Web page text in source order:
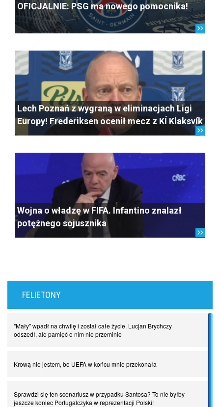
OFICJALNIE: PSG ma nowego pomocnika!
Lech Poznań z wygraną w eliminacjach Ligi
Europy! Frederiksen ocenił mecz z KÍ Klaksvík
Wojna o władzę w FIFA. Infantino znalazł
potężnego sojusznika
FELIETONY
"Mały" wpadł na chwilę i został całe życie. Lucjan Brychczy
odszedł, ale pamięć o nim nie przeminie
Krową nie jestem, bo UEFA w końcu mnie przekonała
Sprawdzi się ten scenariusz w przypadku Santosa? To nie byłby
jeszcze koniec Portugalczyka w reprezentacji Polski!